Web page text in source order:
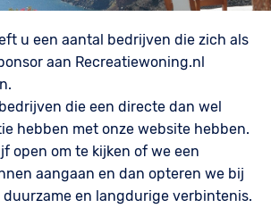
u een aantal bedrijven die zich als
aan Recreatiewoning.nl
die een directe dan wel
hebben met onze website hebben.
open om te kijken of we een
aangaan en dan opteren we bij
duurzame en langdurige verbintenis.